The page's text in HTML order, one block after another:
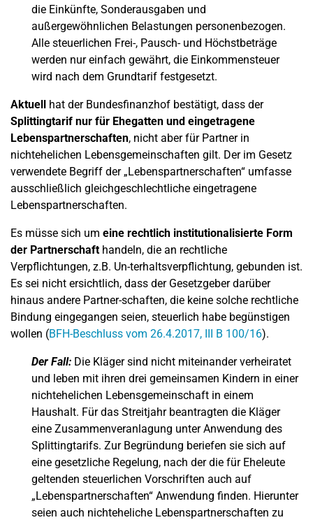
die Einkünfte, Sonderausgaben und
außergewöhnlichen Belastungen personenbezogen.
Alle steuerlichen Frei-, Pausch- und Höchstbeträge
werden nur einfach gewährt, die Einkommensteuer
wird nach dem Grundtarif festgesetzt.
Aktuell hat der Bundesfinanzhof bestätigt, dass der
Splittingtarif nur für Ehegatten und eingetragene
Lebenspartnerschaften, nicht aber für Partner in
nichtehelichen Lebensgemeinschaften gilt. Der im Gesetz
verwendete Begriff der „Lebenspartnerschaften“ umfasse
ausschließlich gleichgeschlechtliche eingetragene
Lebenspartnerschaften.
Es müsse sich um eine rechtlich institutionalisierte Form
der Partnerschafthandeln, die an rechtliche
Verpflichtungen, z.B. Un-terhaltsverpflichtung, gebunden ist.
Es sei nicht ersichtlich, dass der Gesetzgeber darüber
hinaus andere Partner-schaften, die keine solche rechtliche
Bindung eingegangen seien, steuerlich habe begünstigen
wollen (BFH-Beschluss vom 26.4.2017, III B 100/16).
Der Fall: Die Kläger sind nicht miteinander verheiratet
und leben mit ihren drei gemeinsamen Kindern in einer
nichtehelichen Lebensgemeinschaft in einem
Haushalt. Für das Streitjahr beantragten die Kläger
eine Zusammenveranlagung unter Anwendung des
Splittingtarifs. Zur Begründung beriefen sie sich auf
eine gesetzliche Regelung, nach der die für Eheleute
geltenden steuerlichen Vorschriften auch auf
„Lebenspartnerschaften“ Anwendung finden. Hierunter
seien auch nichteheliche Lebenspartnerschaften zu